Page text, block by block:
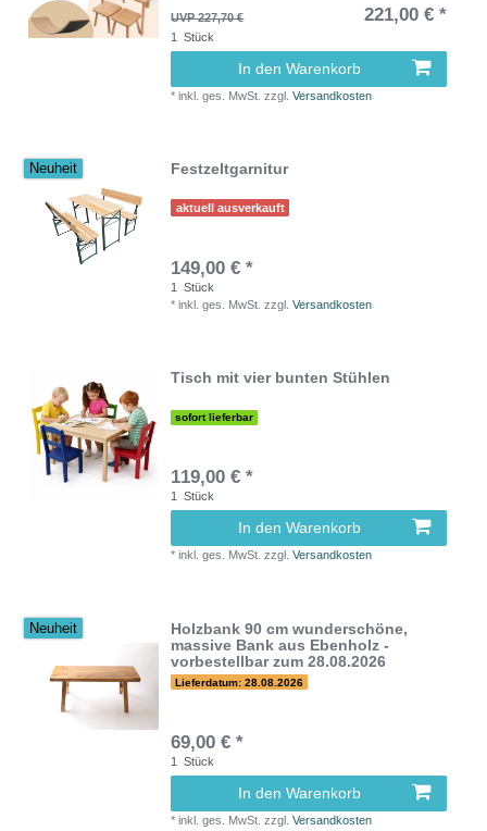
UVP 227,70 € 221,00 € *
1 Stück
In den Warenkorb
*inkl. ges. MwSt. zzgl.Versandkosten
Neuheit Festzeltgarnitur
aktuell ausverkauft
149,00 € *
1
Stück
*inkl. ges. MwSt. zzgl.Versandkosten
Tisch mit vier bunten Stühlen
sofort lieferbar
119,00 € *
1 Stück
In den Warenkorb
*inkl. ges. MwSt. zzgl.Versandkosten
Neuheit
Holzbank 90 cm wunderschöne,
massive Bank aus Ebenholz -
vorbestellbar zum 28.08.2026
Lieferdatum: 28.08.2026
69,00 € *
1 Stück
In den Warenkorb
*inkl. ges. MwSt. zzgl.Versandkosten